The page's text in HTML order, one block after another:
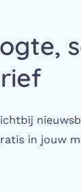
in jouw